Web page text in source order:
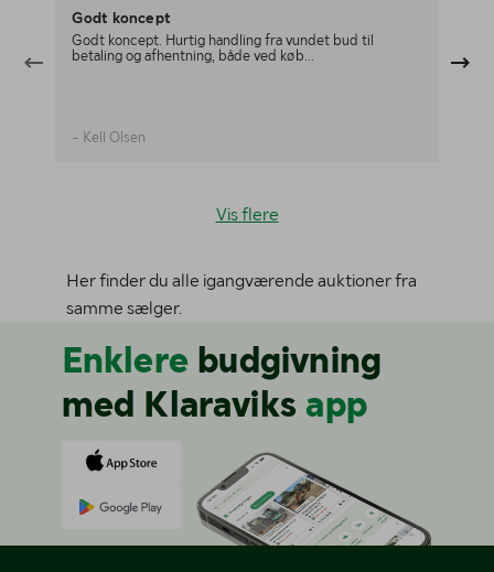
Godt koncept
Godt koncept. Hurtig handling fra vundet bud til
betaling og afhentning, både ved køb...
- Kell Olsen
Vis flere
Her finder du alle igangværende auktioner fra
samme sælger.
Enklere budgivning
med Klaraviks app